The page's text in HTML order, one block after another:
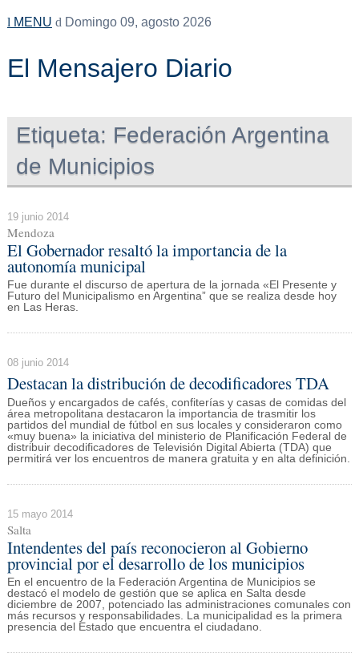
MENU Domingo 09, agosto 2026
El Mensajero Diario
Etiqueta: Federación Argentina
de Municipios
19 junio 2014
Mendoza
El Gobernador resaltó la importancia de la
autonomía municipal
Fue durante el discurso de apertura de la jornada «El Presente y
Futuro del Municipalismo en Argentina” que se realiza desde hoy
en Las Heras.
08 junio 2014
Destacan la distribución de decodificadores TDA
Dueños y encargados de cafés, confiterías y casas de comidas del
área metropolitana destacaron la importancia de trasmitir los
partidos del mundial de fútbol en sus locales y consideraron como
«muy buena» la iniciativa del ministerio de Planificación Federal de
distribuir decodificadores de Televisión Digital Abierta (TDA) que
permitirá ver los encuentros de manera gratuita y en alta definición.
15 mayo 2014
Salta
Intendentes del país reconocieron al Gobierno
provincial por el desarrollo de los municipios
En el encuentro de la Federación Argentina de Municipios se
destacó el modelo de gestión que se aplica en Salta desde
diciembre de 2007, potenciado las administraciones comunales con
más recursos y responsabilidades. La municipalidad es la primera
presencia del Estado que encuentra el ciudadano.